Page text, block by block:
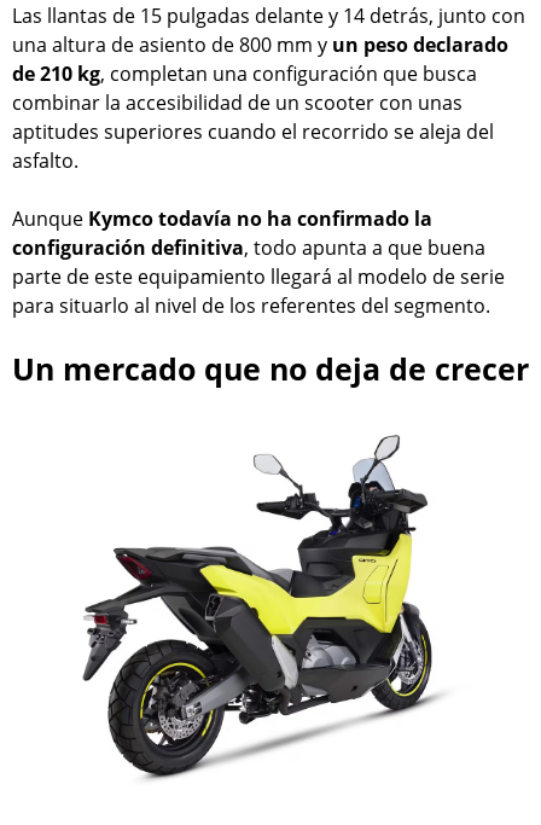
Las llantas de 15 pulgadas delante y 14 detrás, junto con
una altura de asiento de 800 mm y un peso declarado
de 210 kg, completan una configuración que busca
combinar la accesibilidad de un scooter con unas
aptitudes superiores cuando el recorrido se aleja del
asfalto.
Aunque Kymco todavía no ha confirmado la
configuración definitiva, todo apunta a que buena
parte de este equipamiento llegará al modelo de serie
para situarlo al nivel de los referentes del segmento.
Un mercado que no deja de crecer